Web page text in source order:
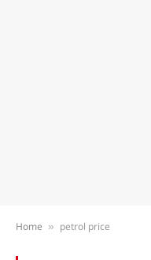
Home » petrol price